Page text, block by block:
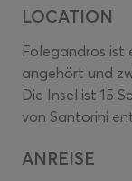
LOCATION
Folegandros ist
angehört und
Die Insel ist 15
von Santorini
ANREISE